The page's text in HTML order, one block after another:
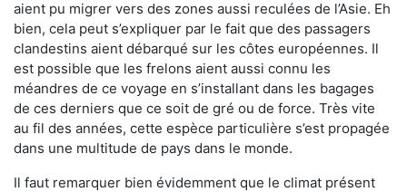
aient pu migrer vers des zones aussi reculées de l’Asie. Eh
bien, cela peut s’expliquer par le fait que des passagers
clandestins aient débarqué sur les côtes européennes. Il
est possible que les frelons aient aussi connu les
méandres de ce voyage en s’installant dans les bagages
de ces derniers que ce soit de gré ou de force. Très vite
au fil des années, cette espèce particulière s’est propagée
dans une multitude de pays dans le monde.
Il faut remarquer bien évidemment que le climat présent